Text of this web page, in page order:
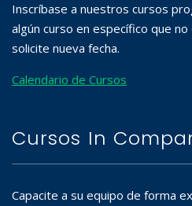
Inscríbase a nuestros cursos
algún curso en específico que
solicite nueva fecha.
Calendario de Cursos
Cursos In
Capacite a su equipo de forma